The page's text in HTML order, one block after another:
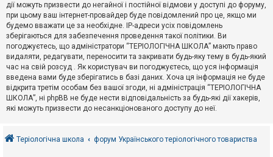
А
к
т
и
в
н
т
е
м
и
о
дії можуть призвести до негайної і постійної відмови у доступі до форуму,
при цьому ваш інтернет-провайдер буде повідомлений про це, якщо ми
будемо вважати це за необхідне. IP-адреси усіх повідомлень
зберігаються для забезпечення проведення такої політики. Ви
погоджуєтесь, що адміністратори “ТЕРІОЛОГІЧНА ШКОЛА” мають право
видаляти, редагувати, переносити та закривати будь-яку тему в будь-який
час на свій розсуд . Як користувач ви погоджуєтесь, що уся інформація
введена вами буде зберігатись в базі даних. Хоча ця інформація не буде
відкрита третім особам без вашої згоди, ні адміністрація “ТЕРІОЛОГІЧНА
ШКОЛА”, ні phpBB не буде нести відповідальність за будь-які дії хакерів,
які можуть призвести до несанкціонованого доступу до неї.
Теріологічна школа форум Українського теріологічного товариства